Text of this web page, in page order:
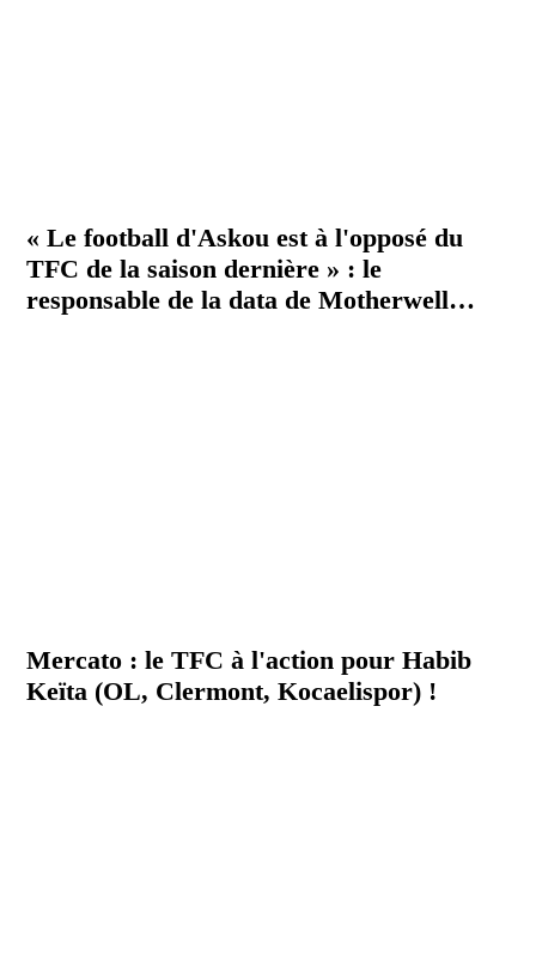
« Le football d'Askou est à l'opposé du
TFC de la saison dernière » : le
responsable de la data de Motherwell
Mercato : le TFC à l'action pour Habib
Keïta (OL, Clermont, Kocaelispor) !